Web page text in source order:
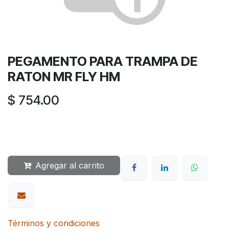
PEGAMENTO PARA TRAMPA DE
RATON MR FLY HM
$ 754.00
Agregar al carrito
Términos y condiciones